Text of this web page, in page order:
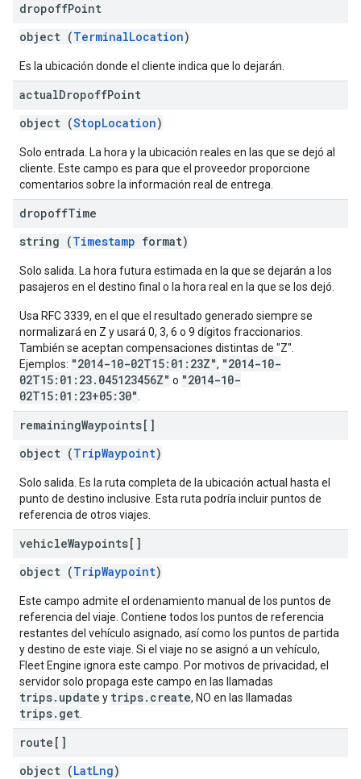
dropoffPoint
object (TerminalLocation)
Es la ubicación donde el cliente indica que lo dejarán.
actualDropoffPoint
object (StopLocation)
Solo entrada. La hora y la ubicación reales en las que se dejó al
cliente. Este campo es para que el proveedor proporcione
comentarios sobre la información real de entrega.
dropoffTime
string (Timestamp format)
Solo salida. La hora futura estimada en la que se dejarán a los
pasajeros en el destino final o la hora real en la que se los dejó.
Usa RFC 3339, en el que el resultado generado siempre se
normalizará en Z y usará 0, 3, 6 o 9 dígitos fraccionarios.
También se aceptan compensaciones distintas de "Z".
Ejemplos: "2014-10-02T15:01:23Z", "2014-10-
02T15:01:23.045123456Z" o "2014-10-
02T15:01:23+05:30"
remainingWaypoints[]
object (TripWaypoint)
Solo salida. Es la ruta completa de la ubicación actual hasta el
punto de destino inclusive. Esta ruta podría incluir puntos de
referencia de otros viajes.
vehicleWaypoints[]
object (TripWaypoint)
Este campo admite el ordenamiento manual de los puntos de
referencia del viaje. Contiene todos los puntos de referencia
restantes del vehículo asignado, así como los puntos de partida
y destino de este viaje. Si el viaje no se asignó a un vehículo,
Fleet Engine ignora este campo. Por motivos de privacidad, el
servidor solo propaga este campo en las llamadas
trips.update y trips.create, NO en las llamadas
trips.get
route[]
object (LatLng)